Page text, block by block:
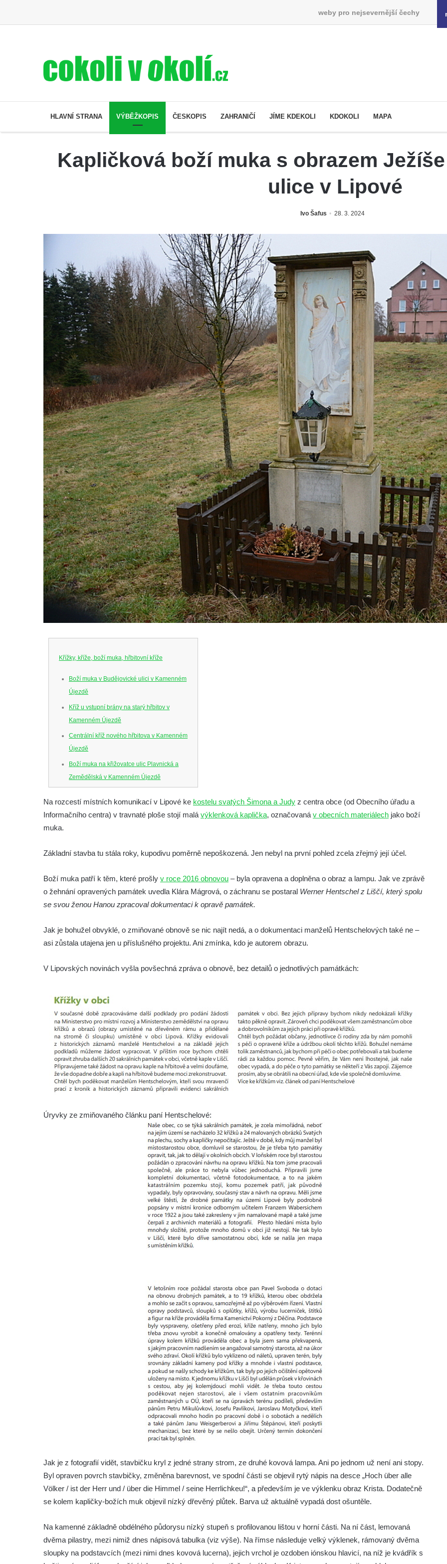
weby pro nejsevernější čechy
HLAVNÍ STRANA VÝBĚŽKOPIS ČESKOPIS ZAHRANIČÍ JÍME KDEKOLI KDOKOLI MAPA
Kapličková boží muka s obrazem
ulice v Lipové
Ivo Šafus 28. 3. 2024
Křížky, kříže, boží muka, hřbitovní kříže
Boží muka v Budějovické ulici v Kamenném
Újezdě
Kříž u vstupní brány na starý hřbitov v
Kamenném Újezdě
Centrální kříž nového hřbitova v Kamenném
Újezdě
Boží muka na křižovatce ulic Plavnická a
Zemědělská v Kamenném Újezdě
v Kamenném Újezdě
Kříž na křižovatce ulic 5. května a Dělnická
Kříž v Dělnické ulici v Kamenném Újezdě
Malší ve Velešíně
Centrální kříž hřbitova ve Velešíně
Kříž u kostela svatého Václava ve Velešíně
Kříž na zahradě domu čp. 127 v Římově
Kříž u lípy Jana Gurreho v Římově
Centrální kříž hřbitova v Římově
Kříž na návsi v Dolním Třeboníně
Kříž poblíž domu čp. 169 v Plavu
Kříž na návsi v Plavu
Boží muka v Plavu
Kříž u Obrázku severovýchodně od
Práchně
Podluží
Görnerův kříž u silnice č. 264 v Dolním
Kříž u domu čp. 155 v Chřibské
Údajný kříž u domu čp. 283 ve Chřibské
Centrální kříž hřbitova v Hrobčicích
Kříž u silnice z Chouče do Mirošovic
Boží muka u domu čp. 392 na rohu ulic Na
Hradčanech a Palackého v Roudnici nad
Boží muka na rozcestí východně od Chouče
Kříž u domu čp. 3 v Chrámcích
Kříž u polní cesty severozápadně od Kozel
Centrální kříž hřbitova v Kozlech
Pamětní kříž na Lovoši
Centrální kříž bývalého hřbitova v Horním
Chlumu
Kříž jižně od Prysku
Na rozcestí místních komunikací v Lipové ke kostelu svatých Šimona a Judy z centra obce (od Obecního úřadu a
Informačního centra) v travnaté ploše stojí malá výklenková kaplička, označovaná v obecních materiálech jako boží
muka.
Základní stavba tu stála roky, kupodivu poměrně nepoškozená. Jen nebyl na první pohled zcela zřejmý její účel.
Boží muka patří k těm, které prošly v roce 2016 obnovou – byla opravena a doplněna o obraz a lampu. Jak ve zprávě
o žehnání opravených památek uvedla Klára Mágrová, o záchranu se postaral Werner Hentschel z Liščí, který spolu
se svou ženou Hanou zpracoval dokumentaci k opravě památek.
Jak je bohužel obvyklé, o zmiňované obnově se nic najít nedá, a o dokumentaci manželů Hentschelových také ne –
asi zůstala utajena jen u příslušného projektu. Ani zmínka, kdo je autorem obrazu.
V Lipovských novinách vyšla povšechná zpráva o obnově, bez detailů o jednotlivých památkách:
Úryvky ze zmiňovaného článku paní Hentschelové:
Jak je z fotografií vidět, stavbičku kryl z jedné strany strom, ze druhé kovová lampa. Ani po jednom už není ani stopy.
Byl opraven povrch stavbičky, změněna barevnost, ve spodní části se objevil rytý nápis na desce „Hoch über alle
Völker / ist der Herr und / über die Himmel / seine Herrlichkeu!“, a především je ve výklenku obraz Krista. Dodatečně
se kolem kapličky-božích muk objevil nízký dřevěný plůtek. Barva už aktuálně vypadá dost ošuntěle.
Na kamenné základně obdélného půdorysu nízký stupeň s profilovanou lištou v horní části. Na ní část, lemovaná
dvěma pilastry, mezi nimiž dnes nápisová tabulka (viz výše). Na římse následuje velký výklenek, rámovaný dvěma
sloupky na podstavcích (mezi nimi dnes kovová lucerna), jejich vrchol je ozdoben iónskou hlavicí, na níž je kvádřík s